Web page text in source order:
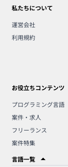
私たちについて
運営会社
利用規約
お役立ちコンテンツ
プログラミング言語
案件・求人
フリーランス
案件特集
言語一覧